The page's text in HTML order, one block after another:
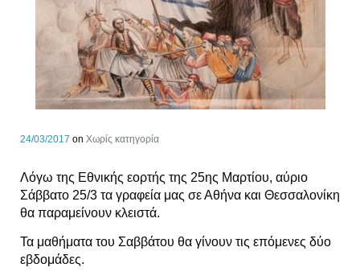
24/03/2017 on Χωρίς κατηγορία
Λόγω της Εθνικής εορτής της 25ης Μαρτίου, αύριο
Σάββατο 25/3 τα γραφεία μας σε Αθήνα και Θεσσαλονίκη
θα παραμείνουν κλειστά.
Τα μαθήματα του Σαββάτου θα γίνουν τις επόμενες δύο
εβδομάδες.